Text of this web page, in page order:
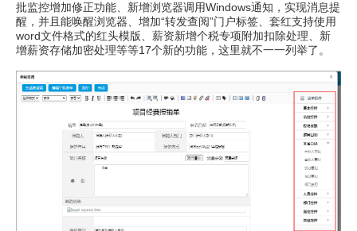
批监控增加修正功能、新增浏览器调用Windows通知，实现消息提
醒，并且能唤醒浏览器、增加“转发查阅”门户标签、套红支持使用
word文件格式的红头模版、薪资新增个税专项附加扣除处理、新
增薪资存储加密处理等等17个新的功能，这里就不一一列举了。